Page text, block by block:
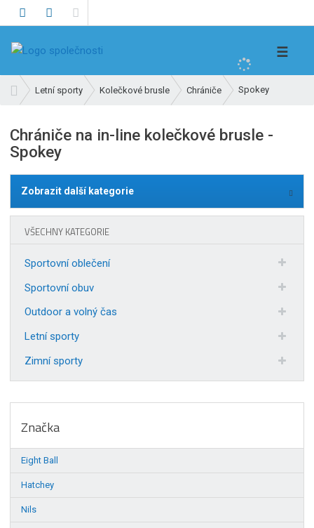
d
t
☰
v
d
n
Letní sporty Kolečkové brusle Chrániče Spokey
Chrániče na in-line kolečkové brusle -
Spokey
Zobrazit další kategorie
VŠECHNY KATEGORIE
Sportovní oblečení
Sportovní obuv
Outdoor a volný čas
Letní sporty
Zimní sporty
Značka
Eight Ball
Hatchey
Nils